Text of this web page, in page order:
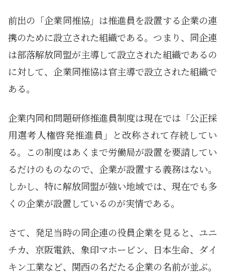
前出の「企業同推協」は推進員を設置する企業の連
携のために設立された組織である。つまり、同企連
は部落解放同盟が主導して設立された組織であるの
に対して、企業同推協は官主導で設立された組織で
ある。
企業内同和問題研修推進員制度は現在では「公正採
用選考人権啓発推進員」と改称されて存続してい
る。この制度はあくまで労働局が設置を要請してい
るだけのものなので、企業が設置する義務はない。
しかし、特に解放同盟が強い地域では、現在でも多
くの企業が設置しているのが実情である。
さて、発足当時の同企連の役員企業を見ると、ユニ
チカ、京阪電鉄、象印マホービン、日本生命、ダイ
キン工業など、関西の名だたる企業の名前が並ぶ。